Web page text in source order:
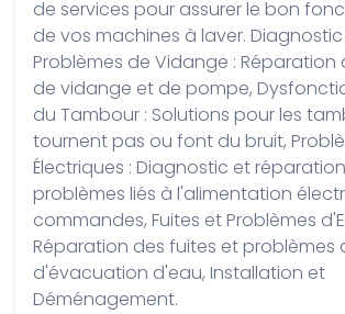
de services pour assurer le bon
de vos machines à laver.
Problèmes de Vidange : Réparation
de vidange et de pompe,
du Tambour : Solutions pour les
tournent pas ou font du bruit,
Électriques : Diagnostic et
problèmes liés à l'alimentation
commandes, Fuites et Problèmes
Réparation des fuites et problèmes
d'évacuation d'eau, Installation et
Déménagement.